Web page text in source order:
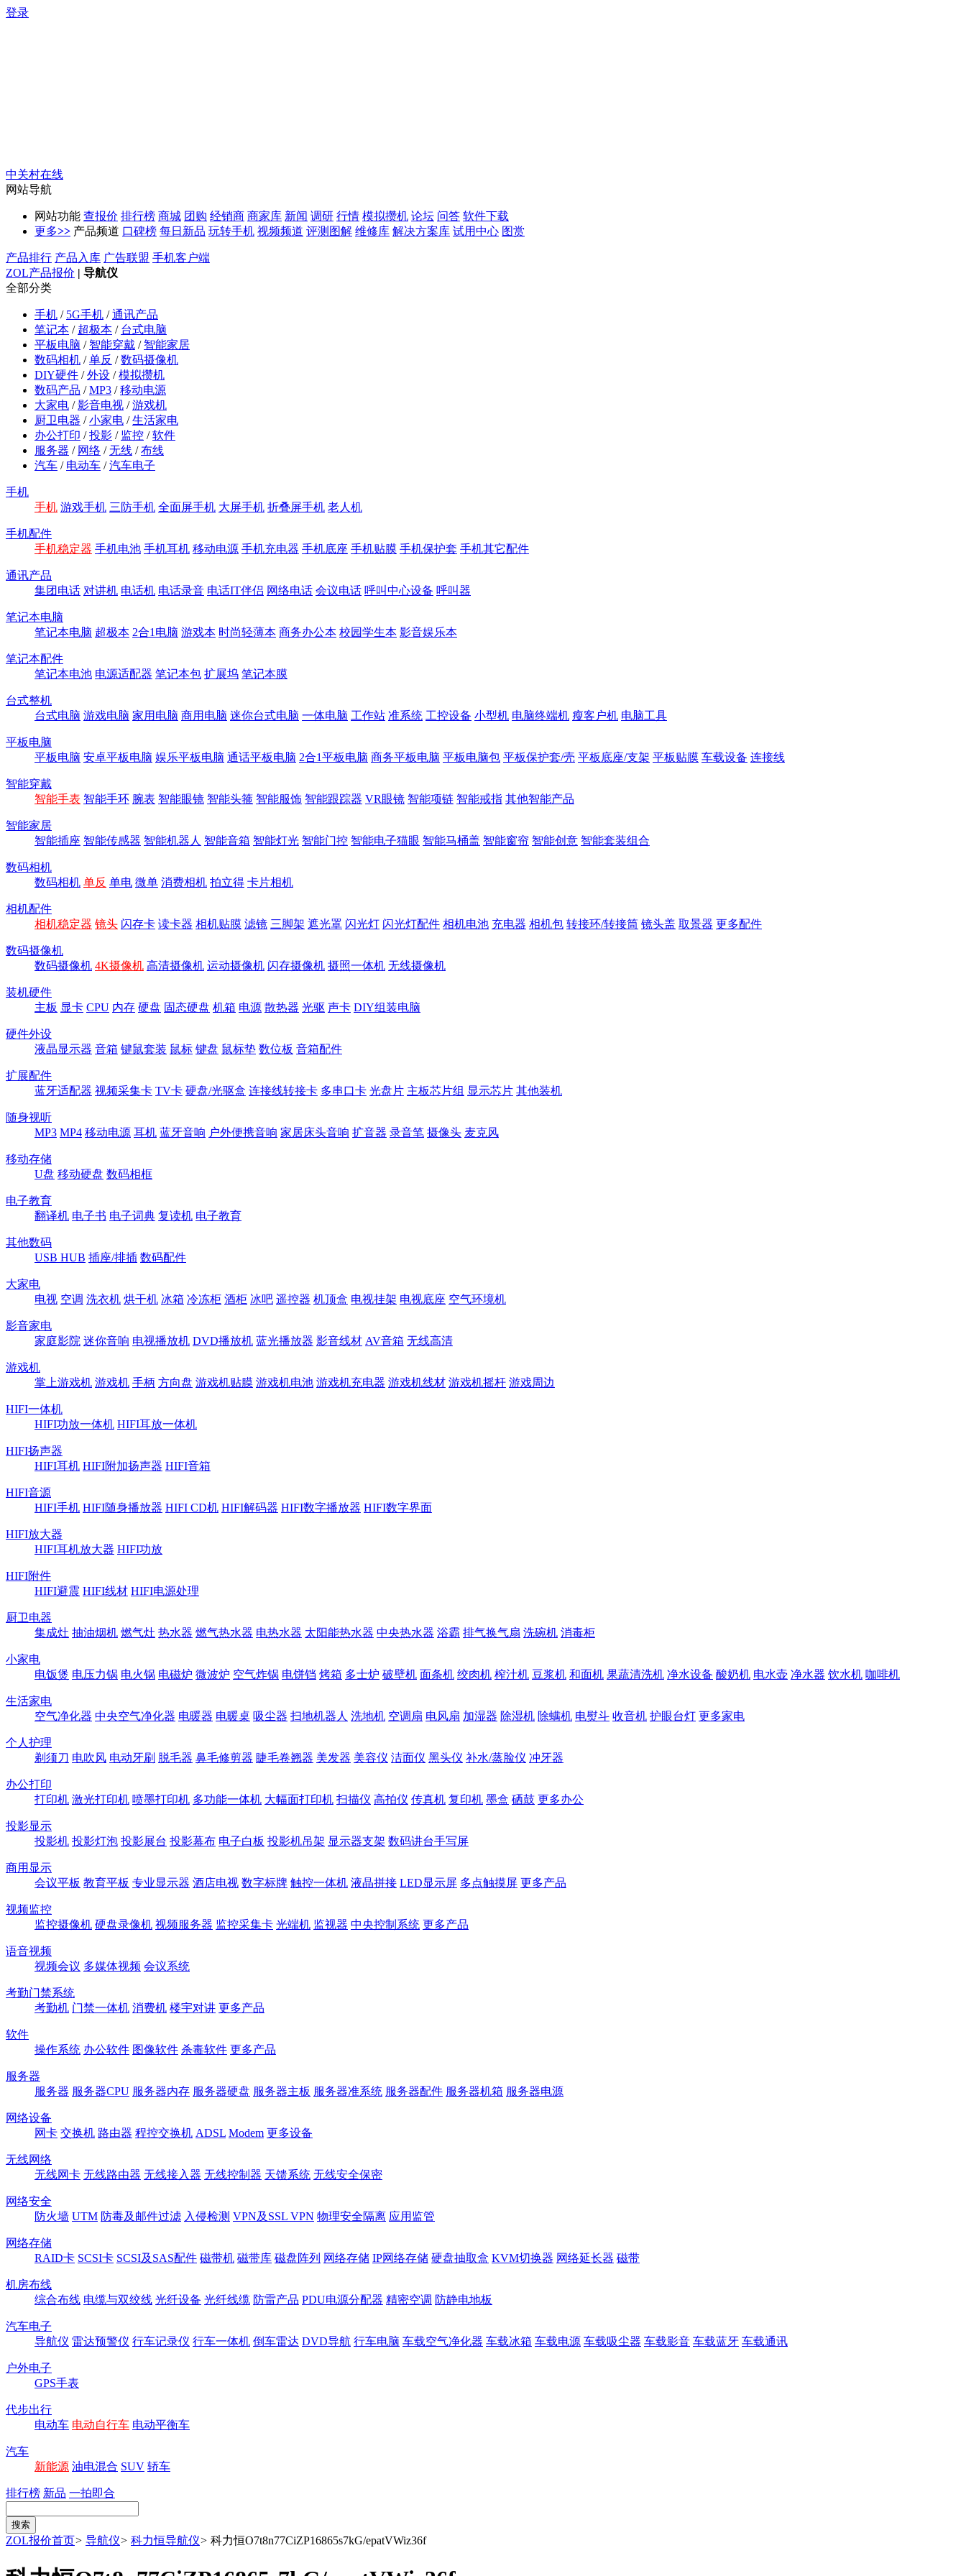
登录
中关村在线
网站导航
网站功能 查报价 排行榜 商城 团购 经销商 商家库 新闻 调研 行情 模拟攒机 论坛 问答 软件下载
更多>> 产品频道 口碑榜 每日新品 玩转手机 视频频道 评测图解 维修库 解决方案库 试用中心 图赏
产品排行 产品入库 广告联盟 手机客户端
ZOL产品报价 | 导航仪
全部分类
手机 / 5G手机 /通讯产品
笔记本 / 超极本 / 台式电脑
平板电脑 / 智能穿戴 / 智能家居
数码相机 /单反 /数码摄像机
DIY硬件 /外设 /模拟攒机
数码产品 /MP3 /移动电源
大家电 /影音电视 /游戏机
厨卫电器 /小家电 /生活家电
办公打印 /投影 / 监控 /软件
服务器 / 网络 /无线 /布线
汽车 / 电动车 /汽车电子
手机
手机 游戏手机 三防手机 全面屏手机 大屏手机 折叠屏手机 老人机
手机配件
手机稳定器 手机电池 手机耳机 移动电源 手机充电器 手机底座 手机贴膜 手机保护套 手机其它配件
通讯产品
集团电话 对讲机 电话机 电话录音 电话IT伴侣 网络电话 会议电话 呼叫中心设备 呼叫器
笔记本电脑
笔记本电脑 超极本 2合1电脑 游戏本 时尚轻薄本 商务办公本 校园学生本 影音娱乐本
笔记本配件
笔记本电池 电源适配器 笔记本包 扩展坞 笔记本膜
台式整机
台式电脑 游戏电脑 家用电脑 商用电脑 迷你台式电脑 一体电脑 工作站 准系统 工控设备 小型机 电脑终端机 瘦客户机 电脑工具
平板电脑
平板电脑 安卓平板电脑 娱乐平板电脑 通话平板电脑 2合1平板电脑 商务平板电脑 平板电脑包 平板保护套/壳 平板底座/支架 平板贴膜 车载设备 连接线
智能穿戴
智能手表 智能手环 腕表 智能眼镜 智能头箍 智能服饰 智能跟踪器 VR眼镜 智能项链 智能戒指 其他智能产品
智能家居
智能插座 智能传感器 智能机器人 智能音箱 智能灯光 智能门控 智能电子猫眼 智能马桶盖 智能窗帘 智能创意 智能套装组合
数码相机
数码相机 单反 单电 微单 消费相机 拍立得 卡片相机
相机配件
相机稳定器 镜头 闪存卡 读卡器 相机贴膜 滤镜 三脚架 遮光罩 闪光灯 闪光灯配件 相机电池 充电器 相机包 转接环/转接筒 镜头盖 取景器 更多配件
数码摄像机
数码摄像机 4K摄像机 高清摄像机 运动摄像机 闪存摄像机 摄照一体机 无线摄像机
装机硬件
主板 显卡 CPU 内存 硬盘 固态硬盘 机箱 电源 散热器 光驱 声卡 DIY组装电脑
硬件外设
液晶显示器 音箱 键鼠套装 鼠标 键盘 鼠标垫 数位板 音箱配件
扩展配件
蓝牙适配器 视频采集卡 TV卡 硬盘/光驱盒 连接线转接卡 多串口卡 光盘片 主板芯片组 显示芯片 其他装机
随身视听
MP3 MP4 移动电源 耳机 蓝牙音响 户外便携音响 家居床头音响 扩音器 录音笔 摄像头 麦克风
移动存储
U盘 移动硬盘 数码相框
电子教育
翻译机 电子书 电子词典 复读机 电子教育
其他数码
USB HUB 插座/排插 数码配件
大家电
电视 空调 洗衣机 烘干机 冰箱 冷冻柜 酒柜 冰吧 遥控器 机顶盒 电视挂架 电视底座 空气环境机
影音家电
家庭影院 迷你音响 电视播放机 DVD播放机 蓝光播放器 影音线材 AV音箱 无线高清
游戏机
掌上游戏机 游戏机 手柄 方向盘 游戏机贴膜 游戏机电池 游戏机充电器 游戏机线材 游戏机摇杆 游戏周边
HIFI一体机
HIFI功放一体机 HIFI耳放一体机
HIFI扬声器
HIFI耳机 HIFI附加扬声器 HIFI音箱
HIFI音源
HIFI手机 HIFI随身播放器 HIFI CD机 HIFI解码器 HIFI数字播放器 HIFI数字界面
HIFI放大器
HIFI耳机放大器 HIFI功放
HIFI附件
HIFI避震 HIFI线材 HIFI电源处理
厨卫电器
集成灶 抽油烟机 燃气灶 热水器 燃气热水器 电热水器 太阳能热水器 中央热水器 浴霸 排气换气扇 洗碗机 消毒柜
小家电
电饭煲 电压力锅 电火锅 电磁炉 微波炉 空气炸锅 电饼铛 烤箱 多士炉 破壁机 面条机 绞肉机 榨汁机 豆浆机 和面机 果蔬清洗机 净水设备 酸奶机 电水壶 净水器 饮水机 咖啡机
生活家电
空气净化器 中央空气净化器 电暖器 电暖桌 吸尘器 扫地机器人 洗地机 空调扇 电风扇 加湿器 除湿机 除螨机 电熨斗 收音机 护眼台灯 更多家电
个人护理
剃须刀 电吹风 电动牙刷 脱毛器 鼻毛修剪器 睫毛卷翘器 美发器 美容仪 洁面仪 黑头仪 补水/蒸脸仪 冲牙器
办公打印
打印机 激光打印机 喷墨打印机 多功能一体机 大幅面打印机 扫描仪 高拍仪 传真机 复印机 墨盒 硒鼓 更多办公
投影显示
投影机 投影灯泡 投影展台 投影幕布 电子白板 投影机吊架 显示器支架 数码讲台手写屏
商用显示
会议平板 教育平板 专业显示器 酒店电视 数字标牌 触控一体机 液晶拼接 LED显示屏 多点触摸屏 更多产品
视频监控
监控摄像机 硬盘录像机 视频服务器 监控采集卡 光端机 监视器 中央控制系统 更多产品
语音视频
视频会议 多媒体视频 会议系统
考勤门禁系统
考勤机 门禁一体机 消费机 楼宇对讲 更多产品
软件
操作系统 办公软件 图像软件 杀毒软件 更多产品
服务器
服务器 服务器CPU 服务器内存 服务器硬盘 服务器主板 服务器准系统 服务器配件 服务器机箱 服务器电源
网络设备
网卡 交换机 路由器 程控交换机 ADSL Modem 更多设备
无线网络
无线网卡 无线路由器 无线接入器 无线控制器 天馈系统 无线安全保密
网络安全
防火墙 UTM 防毒及邮件过滤 入侵检测 VPN及SSL VPN 物理安全隔离 应用监管
网络存储
RAID卡 SCSI卡 SCSI及SAS配件 磁带机 磁带库 磁盘阵列 网络存储 IP网络存储 硬盘抽取盒 KVM切换器 网络延长器 磁带
机房布线
综合布线 电缆与双绞线 光纤设备 光纤线缆 防雷产品 PDU电源分配器 精密空调 防静电地板
汽车电子
导航仪 雷达预警仪 行车记录仪 行车一体机 倒车雷达 DVD导航 行车电脑 车载空气净化器 车载冰箱 车载电源 车载吸尘器 车载影音 车载蓝牙 车载通讯
户外电子
GPS手表
代步出行
电动车 电动自行车 电动平衡车
汽车
新能源 油电混合 SUV 轿车
排行榜 新品 一拍即合
ZOL报价首页> 导航仪> 科力恒导航仪> 科力恒O7t8n77CiZP16865s7kG/epatVWiz36f